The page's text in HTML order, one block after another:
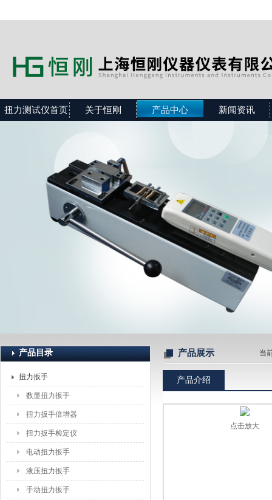
扭力测试仪首页 关于恒刚 产品中心 新闻资讯
产品目录
扭力扳手
数显扭力扳手
扭力扳手倍增器
扭力扳手检定仪
电动扭力扳手
液压扭力扳手
手动扭力扳手
产品展示 当
产品介绍
点击放大